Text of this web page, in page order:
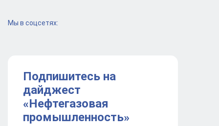
Мы в соцсетях:
Подпишитесь на
дайджест
«Нефтегазовая
промышленность»